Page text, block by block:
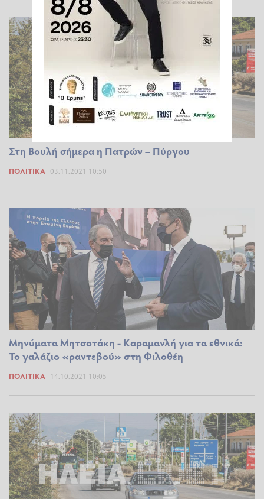
Στη Βουλή σήμερα η Πατρών – Πύργου
ΠΟΛΙΤΙΚΆ 03.11.2021 10:50
Μηνύματα Μητσοτάκη - Καραμανλή για τα εθνικά:
Το γαλάζιο «ραντεβού» στη Φιλοθέη
ΠΟΛΙΤΙΚΆ 14.10.2021 10:05